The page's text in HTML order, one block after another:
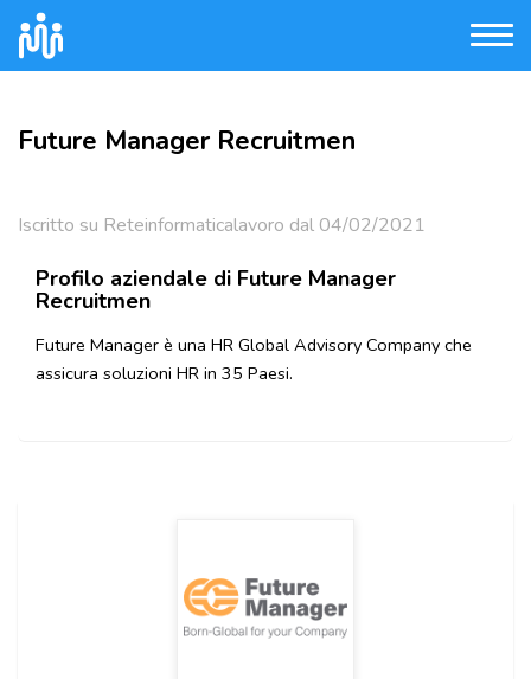
Future Manager Recruitmen
Iscritto su Reteinformaticalavoro dal 04/02/2021
Profilo aziendale di Future Manager
Recruitmen
Future Manager è una HR Global Advisory Company che
assicura soluzioni HR in 35 Paesi.